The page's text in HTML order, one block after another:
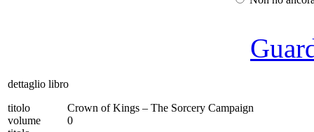
dettaglio libro
titolo
Crown of Kings – The Sorcery Campaign
volume
0